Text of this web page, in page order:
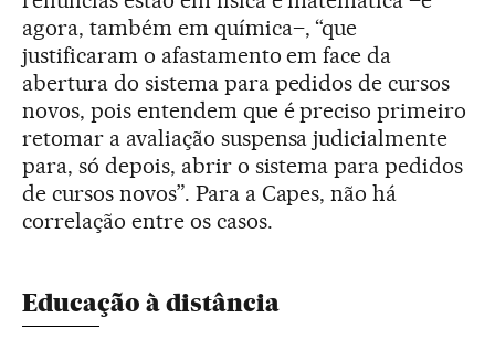
agora, também em química–, “que
justificaram o afastamento em face da
abertura do sistema para pedidos de cursos
novos, pois entendem que é preciso primeiro
retomar a avaliação suspensa judicialmente
para, só depois, abrir o sistema para pedidos
de cursos novos”. Para a Capes, não há
correlação entre os casos.
Educação à distância